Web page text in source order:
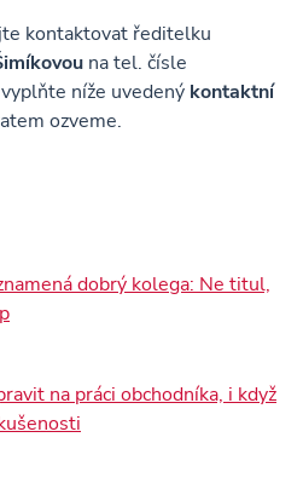
kontaktovat ředitelku
na tel. čísle
níže uvedený kontaktní
ozveme.
dobrý kolega: Ne titul,
na práci obchodníka, i když